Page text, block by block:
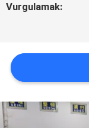
BIR
ISTEĞI
VR
SHOW
Vurgulamak: